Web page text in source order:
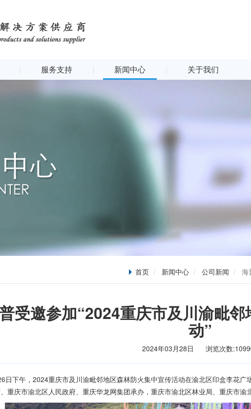
服务支持 新闻中心 关于我们
首页 新闻中心 公司新闻 海
受邀参加“2024重庆市及川渝毗
动”
2024年03月28日 浏览次数:
日下午，2024重庆市及川渝毗邻地区森林防火集中宣传活动在渝北区印盒李花
重庆市渝北区人民政府、重庆华龙网集团承办，重庆市渝北区林业局、重庆市渝